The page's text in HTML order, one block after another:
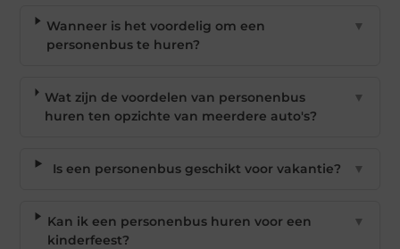
Wanneer is het voordelig om een
personenbus te huren?
▼
Wat zijn de voordelen van personenbus
huren ten opzichte van meerdere auto's?
▼
Is een personenbus geschikt voor vakantie? ▼
Kan ik een personenbus huren voor een
kinderfeest?
▼